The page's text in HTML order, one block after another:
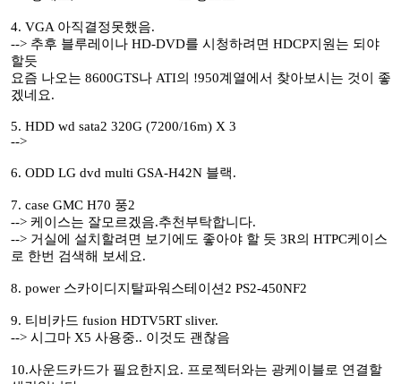
4. VGA 아직결정못했음.
--> 추후 블루레이나 HD-DVD를 시청하려면 HDCP지원는 되야
할듯
요즘 나오는 8600GTS나 ATI의 !950계열에서 찾아보시는 것이 좋
겠네요.
5. HDD wd sata2 320G (7200/16m) X 3
-->
6. ODD LG dvd multi GSA-H42N 블랙.
7. case GMC H70 풍2
--> 케이스는 잘모르겠음.추천부탁합니다.
--> 거실에 설치할려면 보기에도 좋아야 할 듯 3R의 HTPC케이스
로 한번 검색해 보세요.
8. power 스카이디지탈파워스테이션2 PS2-450NF2
9. 티비카드 fusion HDTV5RT sliver.
--> 시그마 X5 사용중.. 이것도 괜찮음
10.사운드카드가 필요한지요. 프로젝터와는 광케이블로 연결할